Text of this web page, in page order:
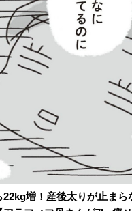
増！産後太りが止まら